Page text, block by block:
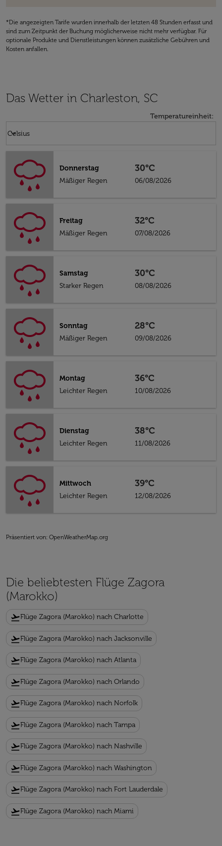
*Die angezeigten Tarife wurden innerhalb der letzten 48 Stunden erfasst und
sind zum Zeitpunkt der Buchung möglicherweise nicht mehr verfügbar. Für
optionale Produkte und Dienstleistungen können zusätzliche Gebühren und
Kosten anfallen.
Das Wetter in Charleston, SC
Temperatureinheit:
Celsius
keyboard_arrow_down
Donnerstag
Mäßiger Regen
30°C
06/08/2026
Freitag
Mäßiger Regen
32°C
07/08/2026
Samstag
Starker Regen
30°C
08/08/2026
Sonntag
Mäßiger Regen
28°C
09/08/2026
Montag
Leichter Regen
36°C
10/08/2026
Dienstag
Leichter Regen
38°C
11/08/2026
Mittwoch
Leichter Regen
39°C
12/08/2026
Präsentiert von: OpenWeatherMap.org
Die beliebtesten Flüge Zagora
(Marokko)
flight_takeoffFlüge Zagora (Marokko) nach Charlotte
flight_takeoffFlüge Zagora (Marokko) nach Jacksonville
flight_takeoffFlüge Zagora (Marokko) nach Atlanta
flight_takeoffFlüge Zagora (Marokko) nach Orlando
flight_takeoffFlüge Zagora (Marokko) nach Norfolk
flight_takeoffFlüge Zagora (Marokko) nach Tampa
flight_takeoffFlüge Zagora (Marokko) nach Nashville
flight_takeoffFlüge Zagora (Marokko) nach Washington
flight_takeoffFlüge Zagora (Marokko) nach Fort Lauderdale
flight_takeoffFlüge Zagora (Marokko) nach Miami